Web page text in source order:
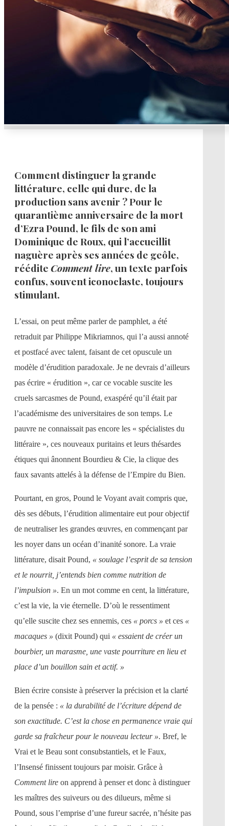
Comment distinguer la grande
littérature, celle qui dure, de la
production sans avenir ? Pour le
quarantième anniversaire de la mort
d’Ezra Pound, le fils de son ami
Dominique de Roux, qui l’accueillit
naguère après ses années de geôle,
rééditeComment lire, un texte parfois
confus, souvent iconoclaste, toujours
stimulant.
L’essai, on peut même parler de pamphlet, a été
retraduit par Philippe Mikriamnos, qui l’a aussi annoté
et postfacé avec talent, faisant de cet opuscule un
modèle d’érudition paradoxale. Je ne devrais d’ailleurs
pas écrire « érudition », car ce vocable suscite les
cruels sarcasmes de Pound, exaspéré qu’il était par
l’académisme des universitaires de son temps. Le
pauvre ne connaissait pas encore les « spécialistes du
littéraire », ces nouveaux puritains et leurs thésardes
étiques qui ânonnent Bourdieu & Cie, la clique des
faux savants attelés à la défense de l’Empire du Bien.
Pourtant, en gros, Pound le Voyant avait compris que,
dès ses débuts, l’érudition alimentaire eut pour objectif
de neutraliser les grandes œuvres, en commençant par
les noyer dans un océan d’inanité sonore. La vraie
littérature, disait Pound, « soulage l’esprit de sa tension
et le nourrit, j’entends bien comme nutrition de
l’impulsion ». En un mot comme en cent, la littérature,
c’est la vie, la vie éternelle. D’où le ressentiment
qu’elle suscite chez ses ennemis, ces « porcs » et ces «
macaques » (dixit Pound) qui « essaient de créer un
bourbier, un marasme, une vaste pourriture en lieu et
place d’un bouillon sain et actif. »
Bien écrire consiste à préserver la précision et la clarté
de la pensée : « la durabilité de l’écriture dépend de
son exactitude. C’est la chose en permanence vraie qui
garde sa fraîcheur pour le nouveau lecteur ». Bref, le
Vrai et le Beau sont consubstantiels, et le Faux,
l’Insensé finissent toujours par moisir. Grâce à
Comment lire on apprend à penser et donc à distinguer
les maîtres des suiveurs ou des dilueurs, même si
Pound, sous l’emprise d’une fureur sacrée, n’hésite pas